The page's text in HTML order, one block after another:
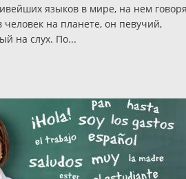
языков в мире, на нем
на планете, он певучий,
на слух. По...